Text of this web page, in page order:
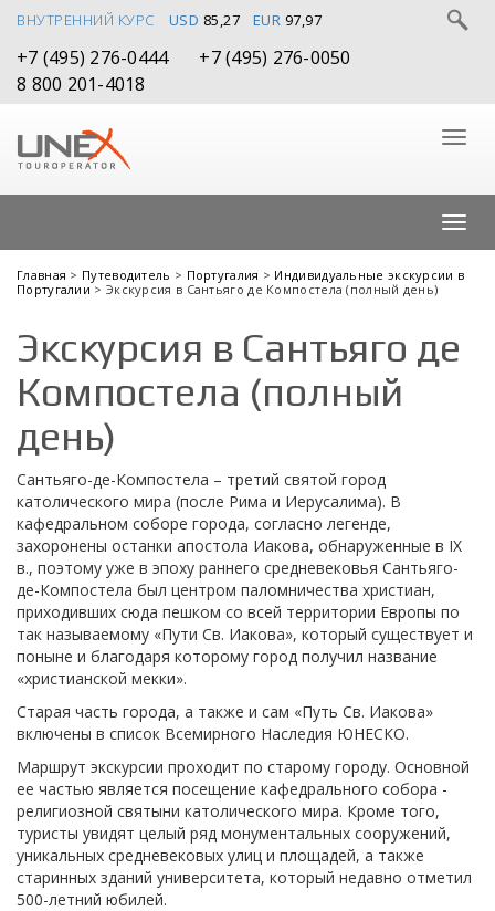
ВНУТРЕННИЙ КУРС USD 85,27 EUR 97,97
+7 (495) 276-0444
+7 (495) 276-0050
8 800 201-4018
Главная > Путеводитель > Португалия > Индивидуальные экскурсии в
Португалии > Экскурсия в Сантьяго де Компостела (полный день)
Экскурсия в Сантьяго де
Компостела (полный
день)
Сантьяго-де-Компостела – третий святой город
католического мира (после Рима и Иерусалима). В
кафедральном соборе города, согласно легенде,
захоронены останки апостола Иакова, обнаруженные в IX
в., поэтому уже в эпоху раннего средневековья Сантьяго-
де-Компостела был центром паломничества христиан,
приходивших сюда пешком со всей территории Европы по
так называемому «Пути Св. Иакова», который существует и
поныне и благодаря которому город получил название
«христианской мекки».
Старая часть города, а также и сам «Путь Св. Иакова»
включены в список Всемирного Наследия ЮНЕСКО.
Маршрут экскурсии проходит по старому городу. Основной
ее частью является посещение кафедрального собора -
религиозной святыни католического мира. Кроме того,
туристы увидят целый ряд монументальных сооружений,
уникальных средневековых улиц и площадей, а также
старинных зданий университета, который недавно отметил
500-летний юбилей.